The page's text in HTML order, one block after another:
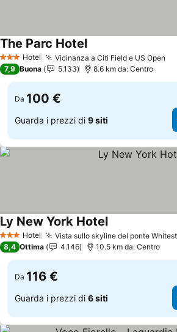
3 StelleHotel Vicinanza a Citi Field e US Open
The Parc HotelScopri i prezzi
7,9 Buona 5.133 8.6 km da: Centro
Da 100 €
Guarda i prezzi di 9 siti
3 StelleHotel Vista sullo skyline del ponte
Ly New York HotelScopri i prezzi
8,4 Ottima 4.146 10.5 km da: Centro
Da 116 €
Guarda i prezzi di 6 siti